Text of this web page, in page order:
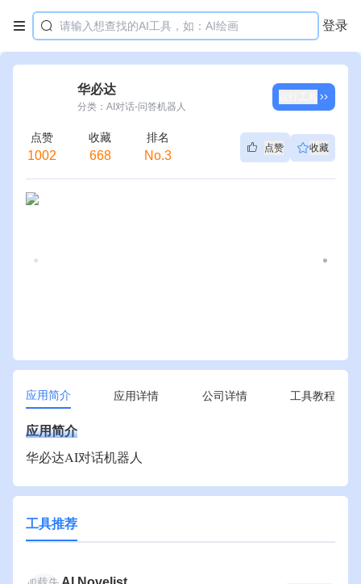
 登录
华必达
分类：AI对话-问答机器人
点赞
1002
收藏
668
排名
No.3
 点赞 收藏
应用简介 应用详情 公司详情 工具教程
应用简介
华必达AI对话机器人
工具推荐